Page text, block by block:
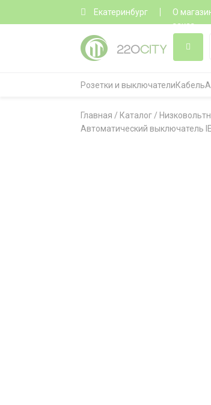
Екатеринбург О
заказ
Розетки и выключателиКабель
Главная / Каталог /
Автоматический выключатель